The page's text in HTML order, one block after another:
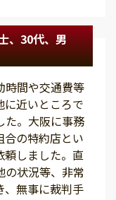
、30代、男
時間や交通費等
に近いところで
た。大阪に事務
合の特約店とい
頼しました。直
の状況等、非常
、無事に裁判手